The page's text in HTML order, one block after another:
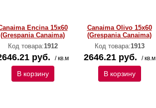
Encina 15x60
(Grespania Canaima)
Код товара:1912
руб. / кв.м
В корзину
Canaima Olivo 15x60
(Grespania Canaima)
Код товара:1913
2646.21 руб. / кв.м
В корзину